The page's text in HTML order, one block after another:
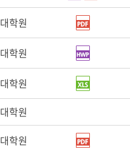
대학원
대학원
대학원
대학원
대학원